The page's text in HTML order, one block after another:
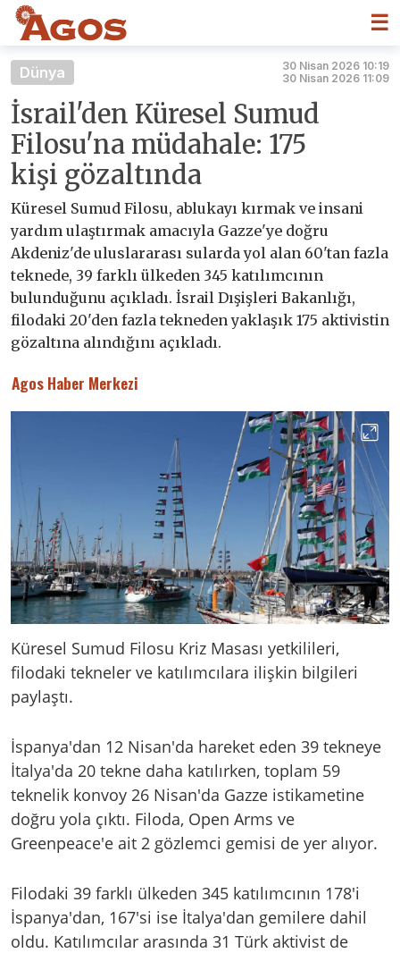
☰
Dünya
30 Nisan 2026 10:19
30 Nisan 2026 11:09
İsrail'den Küresel Sumud
Filosu'na müdahale: 175
kişi gözaltında
Küresel Sumud Filosu, ablukayı kırmak ve insani
yardım ulaştırmak amacıyla Gazze'ye doğru
Akdeniz'de uluslararası sularda yol alan 60'tan fazla
teknede, 39 farklı ülkeden 345 katılımcının
bulunduğunu açıkladı. İsrail Dışişleri Bakanlığı,
filodaki 20'den fazla tekneden yaklaşık 175 aktivistin
gözaltına alındığını açıkladı.
Agos Haber Merkezi
Küresel Sumud Filosu Kriz Masası yetkilileri,
filodaki tekneler ve katılımcılara ilişkin bilgileri
paylaştı.
İspanya'dan 12 Nisan'da hareket eden 39 tekneye
İtalya'da 20 tekne daha katılırken, toplam 59
teknelik konvoy 26 Nisan'da Gazze istikametine
doğru yola çıktı. Filoda, Open Arms ve
Greenpeace'e ait 2 gözlemci gemisi de yer alıyor.
Filodaki 39 farklı ülkeden 345 katılımcının 178'i
İspanya'dan, 167'si ise İtalya'dan gemilere dahil
oldu. Katılımcılar arasında 31 Türk aktivist de